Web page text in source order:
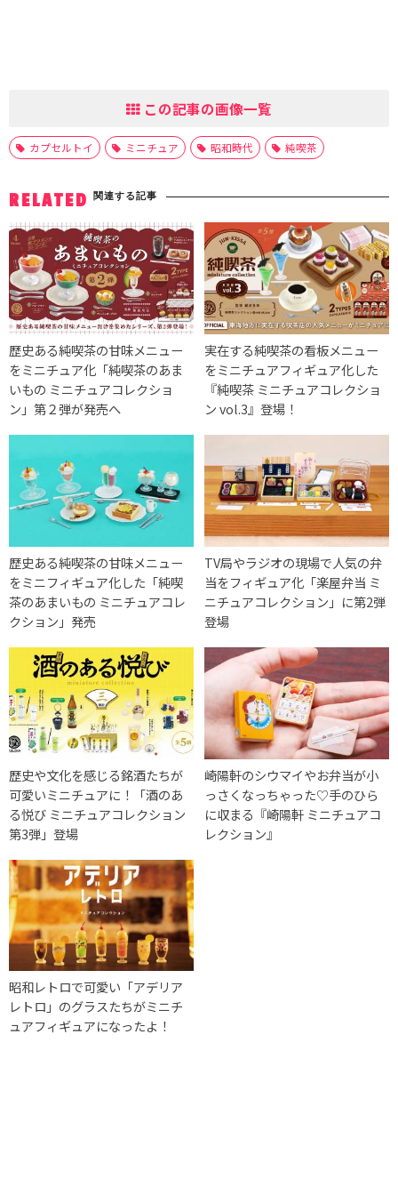
この記事の画像一覧
カプセルトイ ミニチュア 昭和時代 純喫茶
RELATED 関連する記事
歴史ある純喫茶の甘味メニュー
をミニチュア化「純喫茶のあま
いもの ミニチュアコレクショ
ン」第２弾が発売へ
実在する純喫茶の看板メニュー
をミニチュアフィギュア化した
『純喫茶 ミニチュアコレクショ
ン vol.3』登場！
歴史ある純喫茶の甘味メニュー
をミニフィギュア化した「純喫
茶のあまいもの ミニチュアコレ
クション」発売
TV局やラジオの現場で人気の弁
当をフィギュア化「楽屋弁当 ミ
ニチュアコレクション」に第2弾
登場
歴史や文化を感じる銘酒たちが
可愛いミニチュアに！「酒のあ
る悦び ミニチュアコレクション
第3弾」登場
崎陽軒のシウマイやお弁当が小
っさくなっちゃった♡手のひら
に収まる『崎陽軒 ミニチュアコ
レクション』
昭和レトロで可愛い「アデリア
レトロ」のグラスたちがミニチ
ュアフィギュアになったよ！